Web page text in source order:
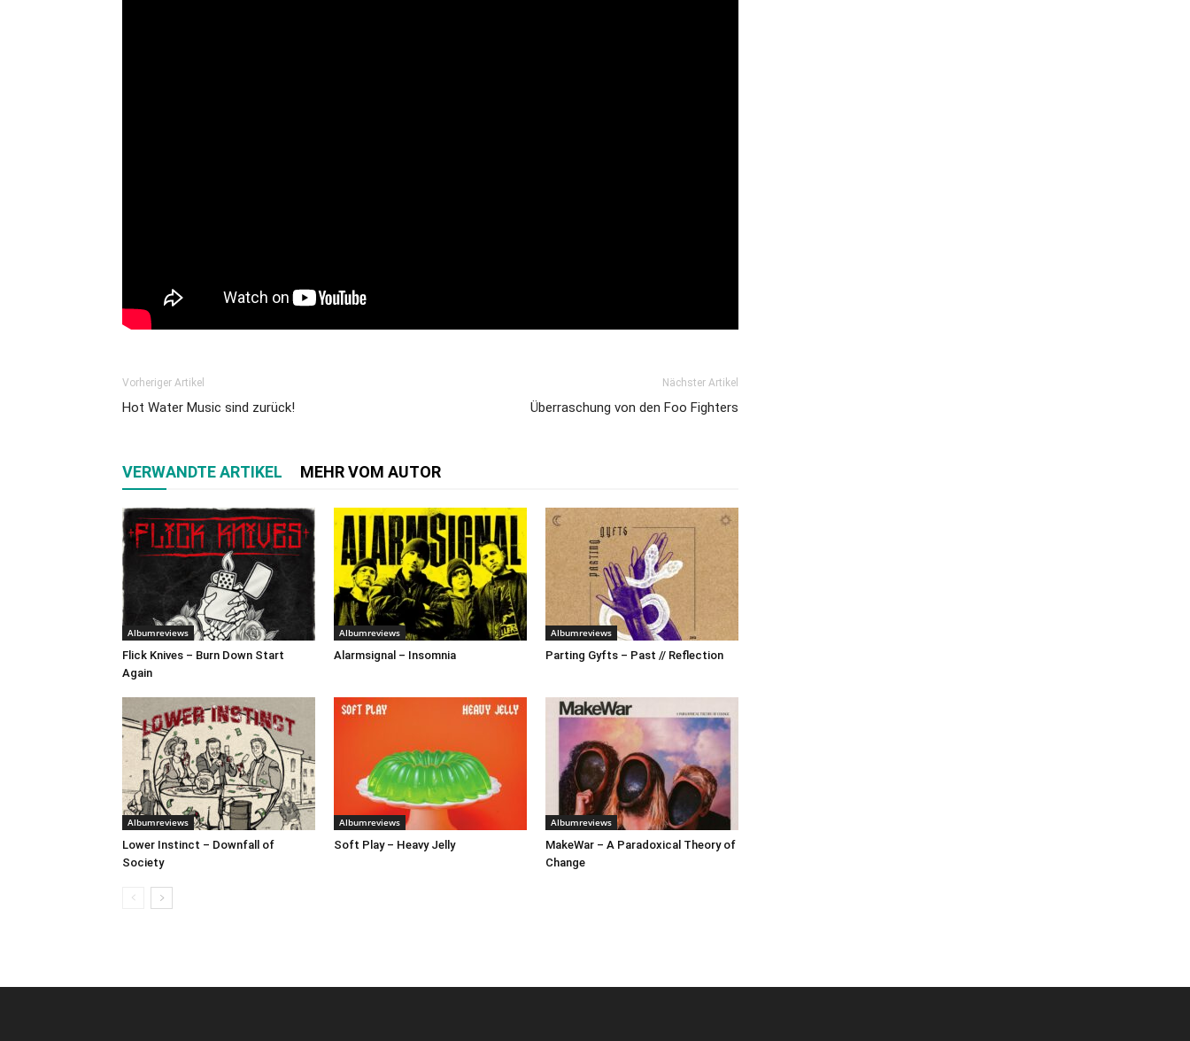
Vorheriger Artikel
Hot Water Music sind zurück!
Nächster Artikel
Überraschung von den Foo Fighters
VERWANDTE ARTIKEL MEHR VOM AUTOR
Albumreviews
Flick Knives – Burn Down Start
Again
Albumreviews
Alarmsignal – Insomnia
Albumreviews
Parting Gyfts – Past // Reflection
Albumreviews
Lower Instinct – Downfall of
Society
Albumreviews
Soft Play – Heavy Jelly
Albumreviews
MakeWar – A Paradoxical Theory of
Change